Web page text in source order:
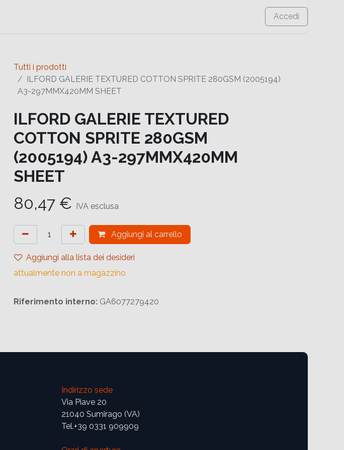
Accedi
Tutti i prodotti
ILFORD GALERIE TEXTURED COTTON SPRITE 280GSM (2005194)
A3-297MMX420MM SHEET
ILFORD GALERIE TEXTURED
COTTON SPRITE 280GSM
(2005194) A3-297MMX420MM
SHEET
80,47 € IVA esclusa
Aggiungi al carrello
Aggiungi alla lista dei desideri
attualmente non a magazzino
Riferimento interno: GA6077279420
Indirizzo sede
Via Piave 20
21040 Sumirago (VA)
Tel.+39 0331 909909